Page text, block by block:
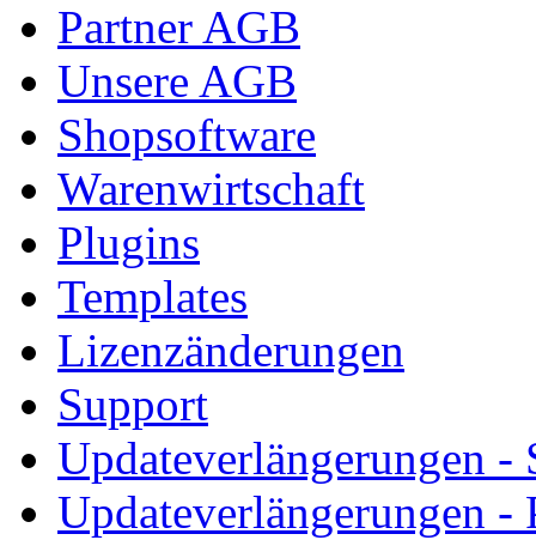
Partner AGB
Unsere AGB
Shopsoftware
Warenwirtschaft
Plugins
Templates
Lizenzänderungen
Support
Updateverlängerungen -
Updateverlängerungen -